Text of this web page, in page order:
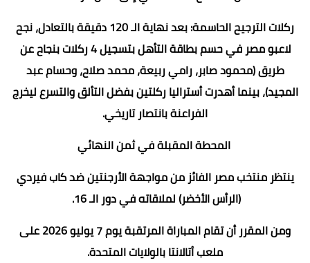
​ركلات الترجيح الحاسمة: بعد نهاية الـ 120 دقيقة بالتعادل، نجح
لاعبو مصر في حسم بطاقة التأهل بتسجيل 4 ركلات بنجاح عن
طريق (محمود صابر، رامي ربيعة، محمد صلاح، وحسام عبد
المجيد)، بينما أهدرت أستراليا ركلتين بفضل التألق والتسرع ليخرج
الفراعنة بانتصار تاريخي.
​ المحطة المقبلة في ثمن النهائي
​ينتظر منتخب مصر الفائز من مواجهة الأرجنتين ضد كاب فيردي
(الرأس الأخضر) لملاقاته في دور الـ 16.
ومن المقرر أن تقام المباراة المرتقبة يوم 7 يوليو 2026 على
ملعب أتالانتا بالولايات المتحدة.